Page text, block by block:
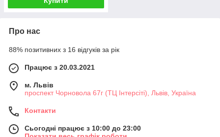
Про нас
88% позитивних з 16 відгуків за рік
Працює з 20.03.2021
м. Львів
проспект Чорновола 67г (ТЦ Інтерсіті), Львів, Україна
Контакти
Сьогодні працює з 10:00 до 23:00